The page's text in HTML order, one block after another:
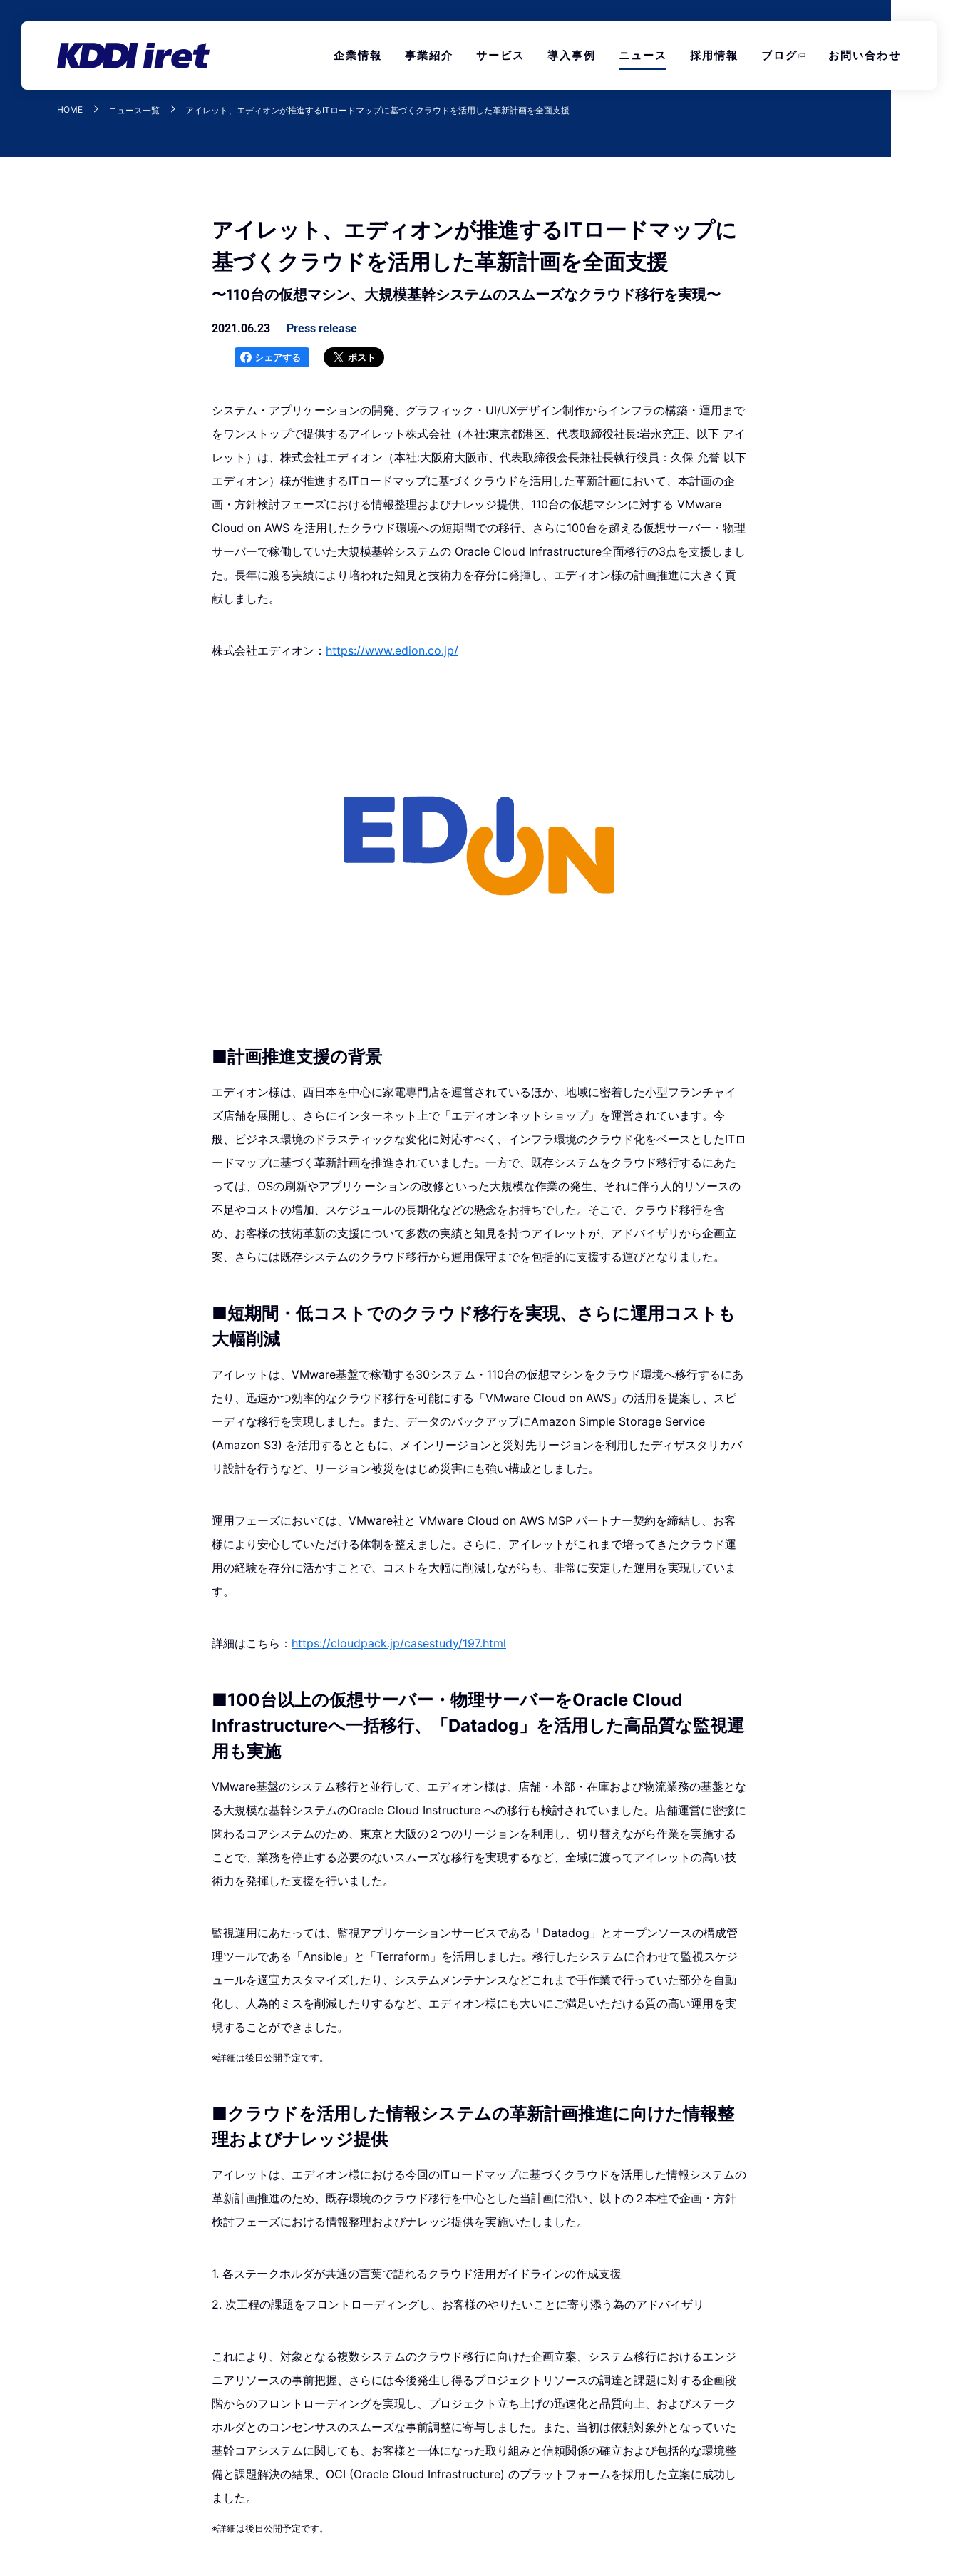
企業情報 事業紹介 サービス 導入事例 ニュース 採用情報 ブログ お問い合わせ
HOME ニュース一覧 アイレット、エディオンが推進するITロードマップに基づくクラウドを活用した革新計画を全面支援
アイレット、エディオンが推進するITロードマップに
基づくクラウドを活用した革新計画を全面支援
〜110台の仮想マシン、大規模基幹システムのスムーズなクラウド移行を実現〜
2021.06.23 Press release
シェアする ポスト
システム・アプリケーションの開発、グラフィック・UI/UXデザイン制作からインフラの構築・運用まで
をワンストップで提供するアイレット株式会社（本社:東京都港区、代表取締役社長:岩永充正、以下 アイ
レット）は、株式会社エディオン（本社:大阪府大阪市、代表取締役会長兼社長執行役員：久保 允誉 以下
エディオン）様が推進するITロードマップに基づくクラウドを活用した革新計画において、本計画の企
画・方針検討フェーズにおける情報整理およびナレッジ提供、110台の仮想マシンに対する VMware
Cloud on AWS を活用したクラウド環境への短期間での移行、さらに100台を超える仮想サーバー・物理
サーバーで稼働していた大規模基幹システムの Oracle Cloud Infrastructure全面移行の3点を支援しまし
た。長年に渡る実績により培われた知見と技術力を存分に発揮し、エディオン様の計画推進に大きく貢
献しました。
株式会社エディオン： https://www.edion.co.jp/
■計画推進支援の背景
エディオン様は、西日本を中心に家電専門店を運営されているほか、地域に密着した小型フランチャイ
ズ店舗を展開し、さらにインターネット上で「エディオンネットショップ」を運営されています。今
般、ビジネス環境のドラスティックな変化に対応すべく、インフラ環境のクラウド化をベースとしたITロ
ードマップに基づく革新計画を推進されていました。一方で、既存システムをクラウド移行するにあた
っては、OSの刷新やアプリケーションの改修といった大規模な作業の発生、それに伴う人的リソースの
不足やコストの増加、スケジュールの長期化などの懸念をお持ちでした。そこで、クラウド移行を含
め、お客様の技術革新の支援について多数の実績と知見を持つアイレットが、アドバイザリから企画立
案、さらには既存システムのクラウド移行から運用保守までを包括的に支援する運びとなりました。
■短期間・低コストでのクラウド移行を実現、さらに運用コストも
大幅削減
アイレットは、VMware基盤で稼働する30システム・110台の仮想マシンをクラウド環境へ移行するにあ
たり、迅速かつ効率的なクラウド移行を可能にする「VMware Cloud on AWS」の活用を提案し、スピ
ーディな移行を実現しました。また、データのバックアップにAmazon Simple Storage Service
(Amazon S3) を活用するとともに、メインリージョンと災対先リージョンを利用したディザスタリカバ
リ設計を行うなど、リージョン被災をはじめ災害にも強い構成としました。
運用フェーズにおいては、VMware社と VMware Cloud on AWS MSP パートナー契約を締結し、お客
様により安心していただける体制を整えました。さらに、アイレットがこれまで培ってきたクラウド運
用の経験を存分に活かすことで、コストを大幅に削減しながらも、非常に安定した運用を実現していま
す。
詳細はこちら： https://cloudpack.jp/casestudy/197.html
■100台以上の仮想サーバー・物理サーバーをOracle Cloud
Infrastructureへ一括移行、「Datadog」を活用した高品質な監視運
用も実施
VMware基盤のシステム移行と並行して、エディオン様は、店舗・本部・在庫および物流業務の基盤とな
る大規模な基幹システムのOracle Cloud Instructure への移行も検討されていました。店舗運営に密接に
関わるコアシステムのため、東京と大阪の２つのリージョンを利用し、切り替えながら作業を実施する
ことで、業務を停止する必要のないスムーズな移行を実現するなど、全域に渡ってアイレットの高い技
術力を発揮した支援を行いました。
監視運用にあたっては、監視アプリケーションサービスである「Datadog」とオープンソースの構成管
理ツールである「Ansible」と「Terraform」を活用しました。移行したシステムに合わせて監視スケジ
ュールを適宜カスタマイズしたり、システムメンテナンスなどこれまで手作業で行っていた部分を自動
化し、人為的ミスを削減したりするなど、エディオン様にも大いにご満足いただける質の高い運用を実
現することができました。
※詳細は後日公開予定です。
■クラウドを活用した情報システムの革新計画推進に向けた情報整
理およびナレッジ提供
アイレットは、エディオン様における今回のITロードマップに基づくクラウドを活用した情報システムの
革新計画推進のため、既存環境のクラウド移行を中心とした当計画に沿い、以下の２本柱で企画・方針
検討フェーズにおける情報整理およびナレッジ提供を実施いたしました。
1. 各ステークホルダが共通の言葉で語れるクラウド活用ガイドラインの作成支援
2. 次工程の課題をフロントローディングし、お客様のやりたいことに寄り添う為のアドバイザリ
これにより、対象となる複数システムのクラウド移行に向けた企画立案、システム移行におけるエンジ
ニアリソースの事前把握、さらには今後発生し得るプロジェクトリソースの調達と課題に対する企画段
階からのフロントローディングを実現し、プロジェクト立ち上げの迅速化と品質向上、およびステーク
ホルダとのコンセンサスのスムーズな事前調整に寄与しました。また、当初は依頼対象外となっていた
基幹コアシステムに関しても、お客様と一体になった取り組みと信頼関係の確立および包括的な環境整
備と課題解決の結果、OCI (Oracle Cloud Infrastructure) のプラットフォームを採用した立案に成功し
ました。
※詳細は後日公開予定です。